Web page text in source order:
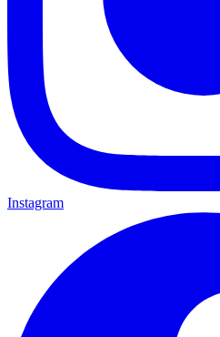
Instagram